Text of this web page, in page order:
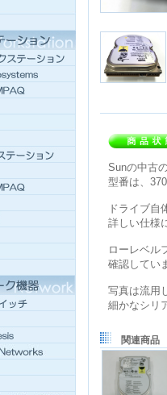
Sunの中古
型番は、
ドライブ自
詳しい仕様
ローレベル
確認してい
写真は流用
細かなシリ
関連商品